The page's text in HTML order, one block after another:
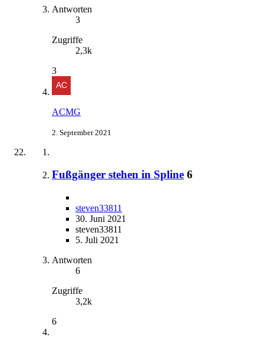
Antworten
3
Zugriffe
2,3k
3
ACMG
2. September 2021
Fußgänger stehen in Spline 6
steven33811
30. Juni 2021
steven33811
5. Juli 2021
Antworten
6
Zugriffe
3,2k
6